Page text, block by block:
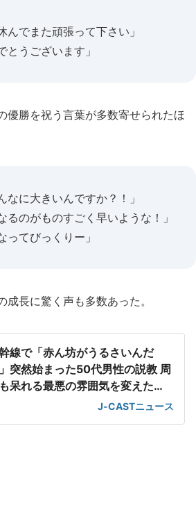
んでまた頑張って下さい」
とうございます」
優勝を祝う言葉が多数寄せられたほ
なに大きいんですか？！」
るのがものすごく早いような！」
ってびっくりー」
成長に驚く声も多数あった。
線で「赤ん坊がうるさいんだ
突然始まった50代男性の説教 周
呆れる最悪の雰囲気を変えた
J-CASTニュース